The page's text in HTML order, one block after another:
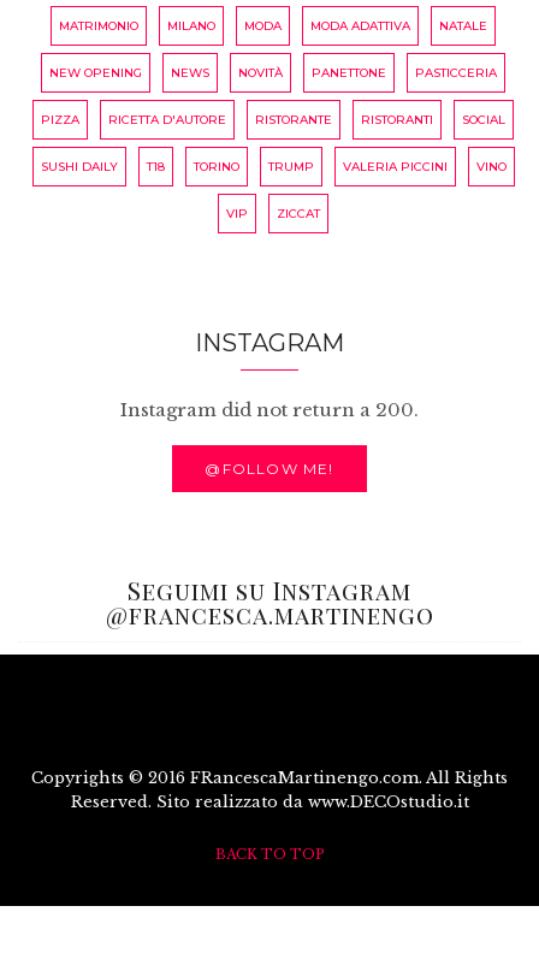
MATRIMONIO MILANO MODA MODA ADATTIVA NATALE
NEW OPENING NEWS NOVITÀ PANETTONE PASTICCERIA
PIZZA RICETTA D'AUTORE RISTORANTE RISTORANTI SOCIAL
SUSHI DAILY T18 TORINO TRUMP VALERIA PICCINI VINO
VIP ZICCAT
INSTAGRAM
Instagram did not return a 200.
@FOLLOW ME!
Seguimi su Instagram
@francesca.martinengo
Copyrights © 2016 FRancescaMartinengo.com. All Rights
Reserved. Sito realizzato da www.DECOstudio.it
BACK TO TOP